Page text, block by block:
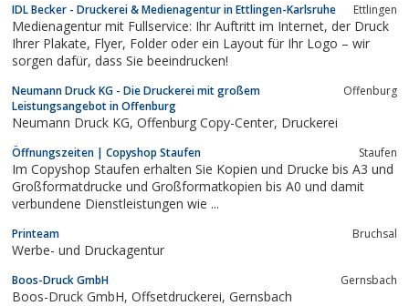
Digitalprint, Digitaldruck, Kopien, kopieren, Kopie, Plakate
Pforzheim, Poster Pforzheim,...
IDL Becker - Druckerei & Medienagentur in Ettlingen-Karlsruhe Ettlingen
Medienagentur mit Fullservice: Ihr Auftritt im Internet, der Druck
Ihrer Plakate, Flyer, Folder oder ein Layout für Ihr Logo – wir
sorgen dafür, dass Sie beeindrucken!
Neumann Druck KG - Die Druckerei mit großem
Leistungsangebot in Offenburg
Offenburg
Neumann Druck KG, Offenburg Copy-Center, Druckerei
Öffnungszeiten | Copyshop Staufen Staufen
Im Copyshop Staufen erhalten Sie Kopien und Drucke bis A3 und
Großformatdrucke und Großformatkopien bis A0 und damit
verbundene Dienstleistungen wie ...
Printeam Bruchsal
Werbe- und Druckagentur
Boos-Druck GmbH Gernsbach
Boos-Druck GmbH, Offsetdruckerei, Gernsbach